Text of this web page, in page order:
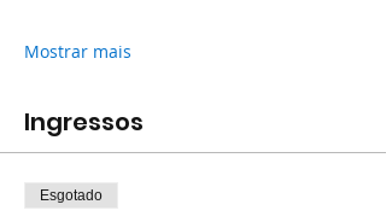
Mostrar mais
Ingressos
Esgotado